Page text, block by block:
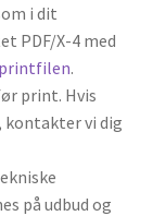
i dit
PDF/X-4 med
.
print. Hvis
vi dig
på udbud og